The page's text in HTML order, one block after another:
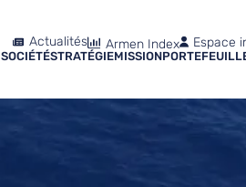
Actualités Armen Index Espace
SOCIÉTÉSTRATÉGIEMISSION